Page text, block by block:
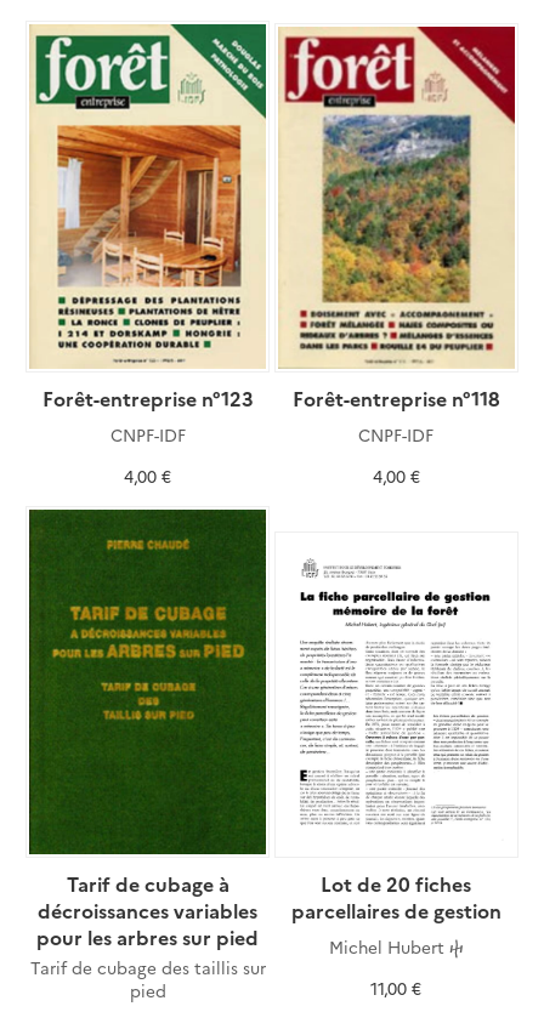
Forêt-entreprise n°123
CNPF-IDF
4,00 €
Forêt-entreprise n°118
CNPF-IDF
4,00 €
Tarif de cubage à
décroissances variables
pour les arbres sur pied
Tarif de cubage des taillis sur
pied
Lot de 20 fiches
parcellaires de gestion
Michel Hubert ⴕ
11,00 €